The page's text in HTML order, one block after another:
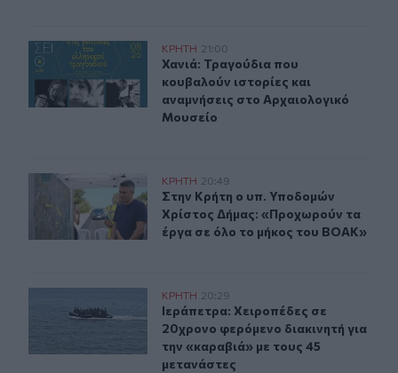
Χανιά: Τραγούδια που κουβαλούν ιστορίες και
ΚΡΗΤΗ 21:00
Χανιά: Τραγούδια που κουβαλούν
Χανιά: Τραγούδια που
κουβαλούν ιστορίες και
αναμνήσεις στο Αρχαιολογικό
Μουσείο
Στην Κρήτη ο υπ. Υποδομών Χρίστος Δήμας:
ΚΡΗΤΗ 20:49
Στην Κρήτη ο υπ. Υποδομών
Στην Κρήτη ο υπ. Υποδομών
Χρίστος Δήμας: «Προχωρούν τα
έργα σε όλο το μήκος του ΒΟΑΚ»
Ιεράπετρα: Χειροπέδες σε 20χρονο φερόμενο
ΚΡΗΤΗ 20:29
Ιεράπετρα: Χειροπέδες σε
Ιεράπετρα: Χειροπέδες σε
20χρονο φερόμενο διακινητή για
την «καραβιά» με τους 45
μετανάστες